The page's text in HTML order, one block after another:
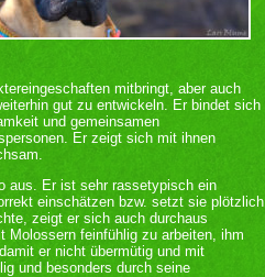
mitbringt, aber auch
gut zu entwickeln. Er bindet sich
und gemeinsamen
Er zeigt sich mit ihnen
aus. Er ist sehr rassetypisch ein
einschätzen bzw. setzt sie plötzlich
zeigt er sich auch durchaus
Molossern feinfühlig zu arbeiten, ihm
er nicht übermütig und mit
und besonders durch seine